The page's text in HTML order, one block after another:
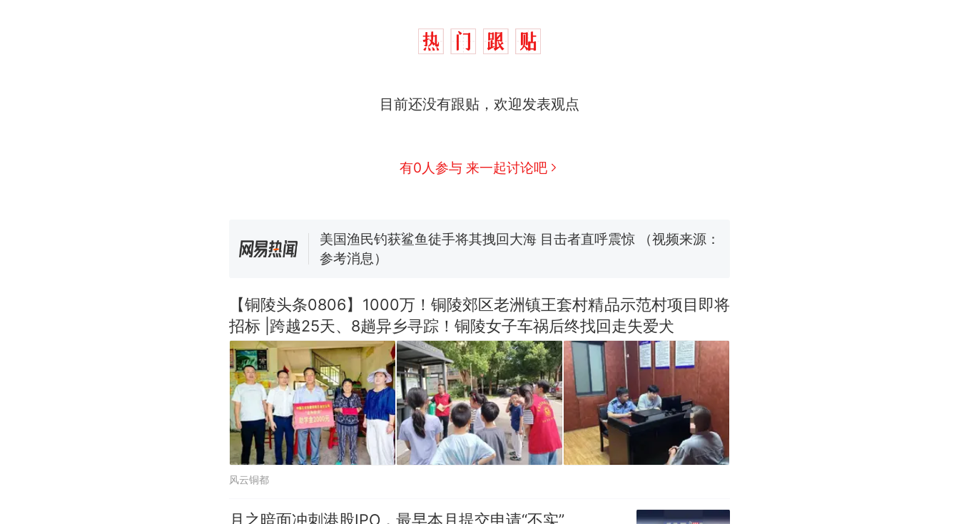
目前还没有跟贴，欢迎发表观点
有0人参与 来一起讨论吧
制裁瓜子饺子，美国怕什么？
美国渔民钓获鲨鱼徒手将其拽回大海 目击者直呼震惊 （视频来源：
参考消息）
惊艳！字都飘起来了 博主在田间创作“悬浮字” 网友：真·裸眼3D！
热 费大厨“全国小炒肉大王”称号，仅凭视频评出？中国烹饪协会回
应
【铜陵头条0806】1000万！铜陵郊区老洲镇王套村精品示范村项目即将
招标 |跨越25天、8趟异乡寻踪！铜陵女子车祸后终找回走失爱犬
风云铜都
月之暗面冲刺港股IPO，最早本月提交申请“不实”